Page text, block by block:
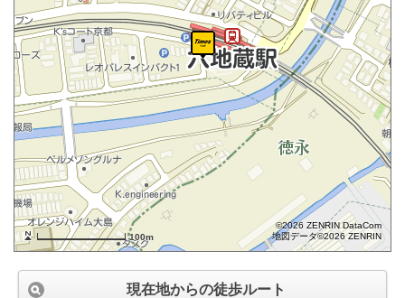
100m
©2026 ZENRIN DataCom
地図データ©2026 ZENRIN
現在地からの徒歩ルート